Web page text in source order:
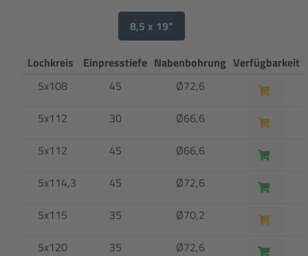
8,5 x 19"
Lochkreis Einpresstiefe Nabenbohrung Verfügbarkeit
5x108
45
Ø72,6
5x112
30
Ø66,6
5x112
45
Ø66,6
5x114,3
45
Ø72,6
5x115
35
Ø70,2
5x120
35 Ø72,6